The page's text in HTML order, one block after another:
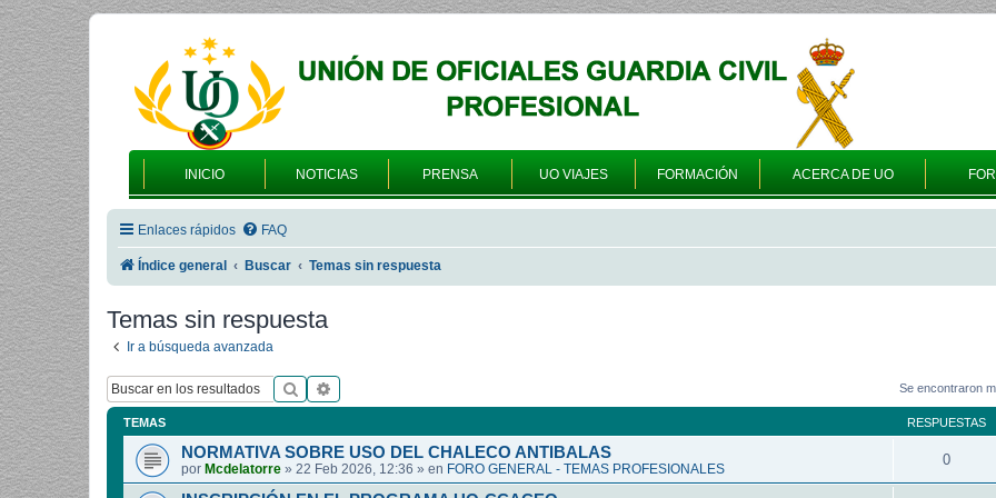
INICIO NOTICIAS PRENSA UO VIAJES FORMACIÓN ACERCA DE UO
Enlaces rápidos FAQ
Índice general Buscar Temas sin respuesta
Temas sin respuesta
Ir a búsqueda avanzada
Buscar Se encontraron
TEMAS RESPUESTAS
NORMATIVA SOBRE USO DEL CHALECO ANTIBALAS
por Mcdelatorre » 22 Feb 2026, 12:36 » en FORO GENERAL - TEMAS PROFESIONALES
0